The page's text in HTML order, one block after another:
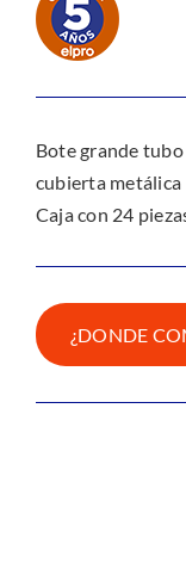
Bote grande tubo
cubierta metálica
Caja con 24
¿DONDE